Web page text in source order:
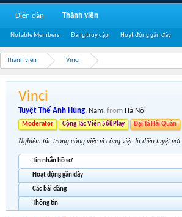
Thành viên Vinci
Vinci
Tuyệt Thế Anh Hùng, Nam, from Hà Nội
Moderator Cộng Tác Viên 568Play Đại Tá Hải Quân
Nghiêm túc trong công việc vì công việc là điều tuyệt vời.
Tin nhắn hồ sơ
Hoạt động gần đây
Các bài đăng
Thông tin
Diễn đàn Thành viên
Notable Members Đang truy cập Hoạt động gần đây